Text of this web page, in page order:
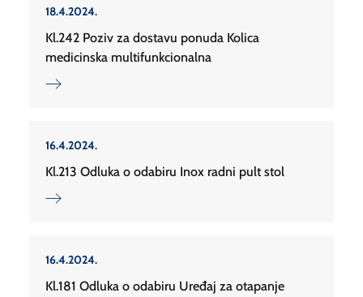
18.4.2024.
Kl.242 Poziv za dostavu ponuda Kolica
medicinska multifunkcionalna
16.4.2024.
Kl.213 Odluka o odabiru Inox radni pult stol
16.4.2024.
Kl.181 Odluka o odabiru Uređaj za otapanje